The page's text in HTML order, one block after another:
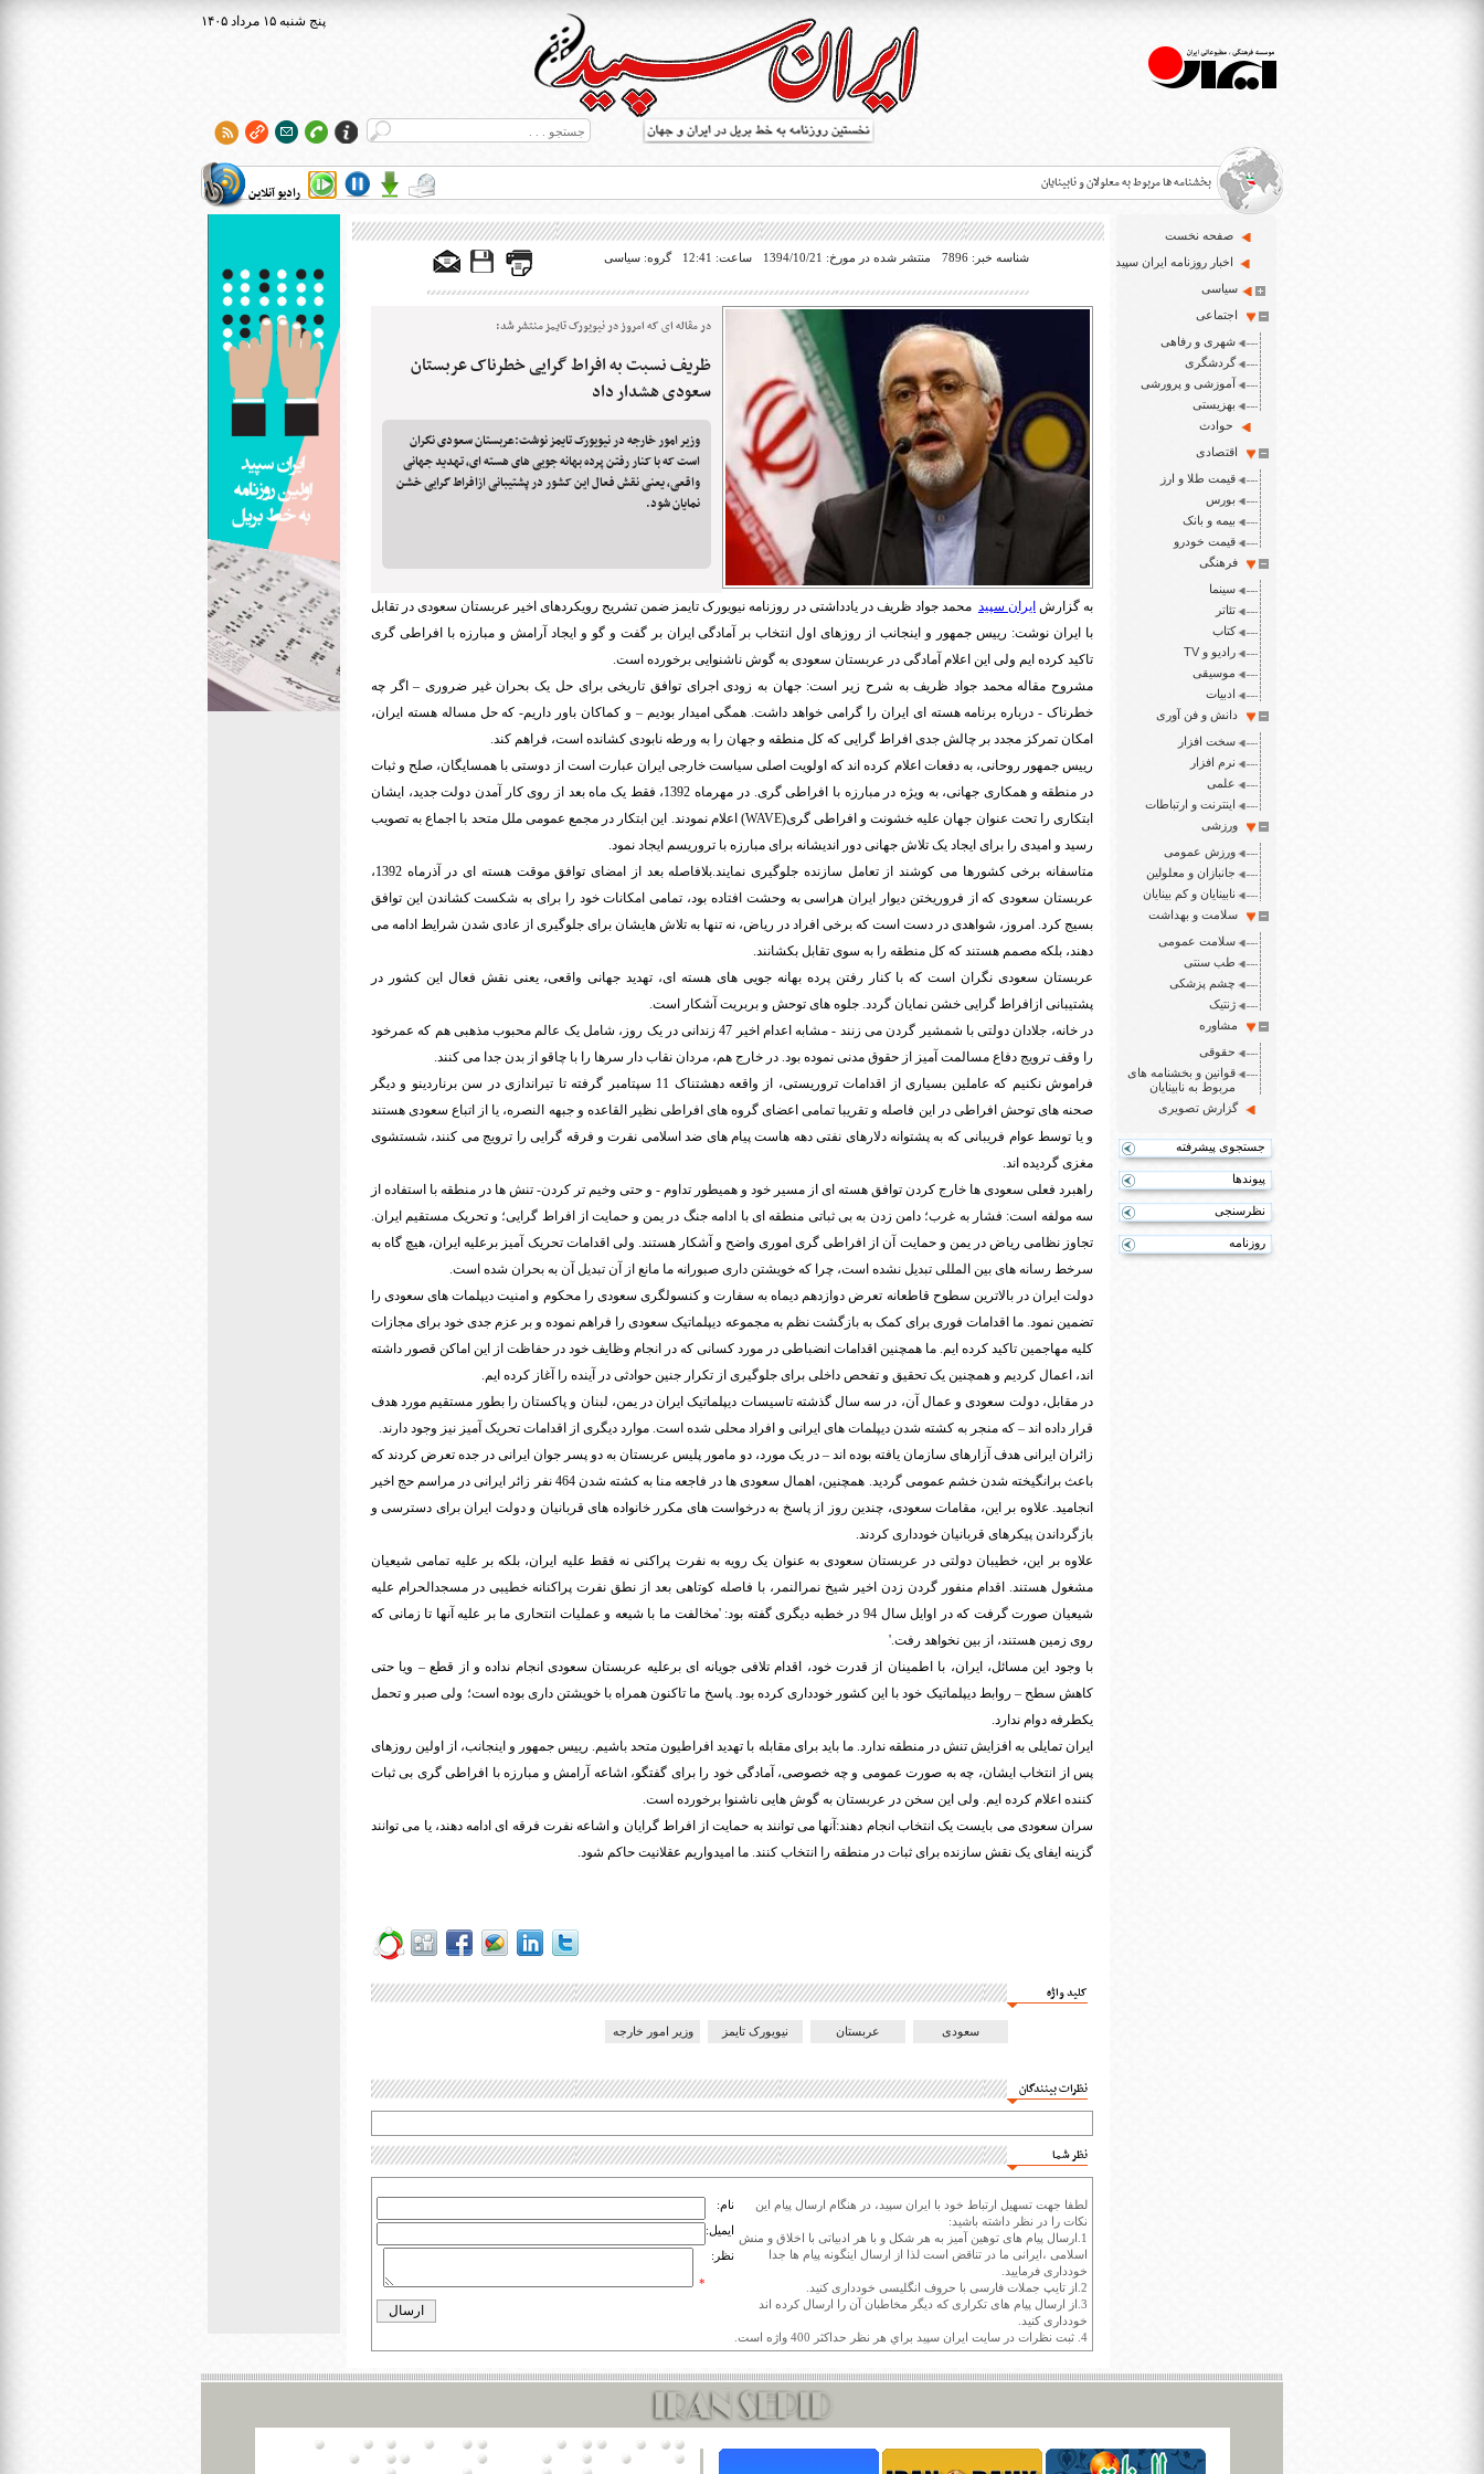
۱۴۰۵ پنج شنبه ۱۵ مرداد
رادیو آنلاین
بخشنامه ها مربوط به معلولان و نابینایان
>
قانون حمایت از حقوق معلولان
اخبار حوزه معلولان و نابینایان
>
ایران سپید سایت خبری نابینایان و تنها روزنامه به خط بریل در جهان
>
صفحه نخست
اخبار روزنامه ایران سپید
سیاسی
اجتماعی
شهری و رفاهی
گردشگری
آموزشی و پرورشی
بهزیستی
حوادث
اقتصادی
قیمت طلا و ارز
بورس
بیمه و بانک
قیمت خودرو
فرهنگی
سینما
تئاتر
کتاب
رادیو و TV
موسیقی
ادبیات
دانش و فن آوری
سخت افزار
نرم افزار
علمی
اینترنت و ارتباطات
ورزشی
ورزش عمومی
جانبازان و معلولین
نابینایان و کم بینایان
سلامت و بهداشت
سلامت عمومی
طب سنتی
چشم پزشکی
ژنتیک
مشاوره
حقوقی
قوانین و بخشنامه های
مربوط به نابینایان
گزارش تصویری
جستجوی پیشرفته
پیوندها
نظرسنجی
روزنامه
شناسه خبر: 7896 منتشر شده در مورخ: 1394/10/21 ساعت: 12:41 گروه: سیاسی
در مقاله ای که امروز در نیویورک تایمز منتشر شد:
ظریف نسبت به افراط گرایی خطرناک عربستان
سعودی هشدار داد
وزیر امور خارجه در نیویورک تایمز نوشت:عربستان سعودی نگران
است که با کنار رفتن پرده بهانه جویی های هسته ای، تهدید جهانی
واقعی، یعنی نقش فعال این کشور در پشتیبانی ازافراط گرایی خشن
نمایان شود.
به گزارش ایران سپید محمد جواد ظریف در یادداشتی در روزنامه نیویورک تایمز ضمن تشریح رویکردهای اخیر عربستان سعودی در تقابل
با ایران نوشت: رییس جمهور و اینجانب از روزهای اول انتخاب بر آمادگی ایران بر گفت و گو و ایجاد آرامش و مبارزه با افراطی گری
تاکید کرده ایم ولی این اعلام آمادگی در عربستان سعودی به گوش ناشنوایی برخورده است.
مشروح مقاله محمد جواد ظریف به شرح زیر است: جهان به زودی اجرای توافق تاریخی برای حل یک بحران غیر ضروری – اگر چه
خطرناک - درباره برنامه هسته ای ایران را گرامی خواهد داشت. همگی امیدار بودیم – و کماکان باور داریم- که حل مساله هسته ایران،
امکان تمرکز مجدد بر چالش جدی افراط گرایی که کل منطقه و جهان را به ورطه نابودی کشانده است، فراهم کند.
رییس جمهور روحانی، به دفعات اعلام کرده اند که اولویت اصلی سیاست خارجی ایران عبارت است از دوستی با همسایگان، صلح و ثبات
در منطقه و همکاری جهانی، به ویژه در مبارزه با افراطی گری. در مهرماه 1392، فقط یک ماه بعد از روی کار آمدن دولت جدید، ایشان
ابتکاری را تحت عنوان جهان علیه خشونت و افراطی گری(WAVE) اعلام نمودند. این ابتکار در مجمع عمومی ملل متحد با اجماع به تصویب
رسید و امیدی را برای ایجاد یک تلاش جهانی دور اندیشانه برای مبارزه با تروریسم ایجاد نمود.
متاسفانه برخی کشورها می کوشند از تعامل سازنده جلوگیری نمایند.بلافاصله بعد از امضای توافق موقت هسته ای در آذرماه 1392،
عربستان سعودی که از فروریختن دیوار ایران هراسی به وحشت افتاده بود، تمامی امکانات خود را برای به شکست کشاندن این توافق
بسیج کرد. امروز، شواهدی در دست است که برخی افراد در ریاض، نه تنها به تلاش هایشان برای جلوگیری از عادی شدن شرایط ادامه می
دهند، بلکه مصمم هستند که کل منطقه را به سوی تقابل بکشانند.
عربستان سعودی نگران است که با کنار رفتن پرده بهانه جویی های هسته ای، تهدید جهانی واقعی، یعنی نقش فعال این کشور در
پشتیبانی ازافراط گرایی خشن نمایان گردد. جلوه های توحش و بربریت آشکار است.
در خانه، جلادان دولتی با شمشیر گردن می زنند - مشابه اعدام اخیر 47 زندانی در یک روز، شامل یک عالم محبوب مذهبی هم که عمرخود
را وقف ترویج دفاع مسالمت آمیز از حقوق مدنی نموده بود. در خارج هم، مردان نقاب دار سرها را با چاقو از بدن جدا می کنند.
فراموش نکنیم که عاملین بسیاری از اقدامات تروریستی، از واقعه دهشتناک 11 سپتامبر گرفته تا تیراندازی در سن برناردینو و دیگر
صحنه های توحش افراطی در این فاصله و تقریبا تمامی اعضای گروه های افراطی نظیر القاعده و جبهه النصره، یا از اتباع سعودی هستند
و یا توسط عوام فریبانی که به پشتوانه دلارهای نفتی دهه هاست پیام های ضد اسلامی نفرت و فرقه گرایی را ترویج می کنند، شستشوی
مغزی گردیده اند.
راهبرد فعلی سعودی ها خارج کردن توافق هسته ای از مسیر خود و همیطور تداوم - و حتی وخیم تر کردن- تنش ها در منطقه با استفاده از
سه مولفه است: فشار به غرب؛ دامن زدن به بی ثباتی منطقه ای با ادامه جنگ در یمن و حمایت از افراط گرایی؛ و تحریک مستقیم ایران.
تجاوز نظامی ریاض در یمن و حمایت آن از افراطی گری اموری واضح و آشکار هستند. ولی اقدامات تحریک آمیز برعلیه ایران، هیچ گاه به
سرخط رسانه های بین المللی تبدیل نشده است، چرا که خویشتن داری صبورانه ما مانع از آن تبدیل آن به بحران شده است.
دولت ایران در بالاترین سطوح قاطعانه تعرض دوازدهم دیماه به سفارت و کنسولگری سعودی را محکوم و امنیت دیپلمات های سعودی را
تضمین نمود. ما اقدامات فوری برای کمک به بازگشت نظم به مجموعه دیپلماتیک سعودی را فراهم نموده و بر عزم جدی خود برای مجازات
کلیه مهاجمین تاکید کرده ایم. ما همچنین اقدامات انضباطی در مورد کسانی که در انجام وظایف خود در حفاظت از این اماکن قصور داشته
اند، اعمال کردیم و همچنین یک تحقیق و تفحص داخلی برای جلوگیری از تکرار جنین حوادثی در آینده را آغاز کرده ایم.
در مقابل، دولت سعودی و عمال آن، در سه سال گذشته تاسیسات دیپلماتیک ایران در یمن، لبنان و پاکستان را بطور مستقیم مورد هدف
قرار داده اند – که منجر به کشته شدن دیپلمات های ایرانی و افراد محلی شده است. موارد دیگری از اقدامات تحریک آمیز نیز وجود دارند.
زائران ایرانی هدف آزارهای سازمان یافته بوده اند – در یک مورد، دو مامور پلیس عربستان به دو پسر جوان ایرانی در جده تعرض کردند که
باعث برانگیخته شدن خشم عمومی گردید. همچنین، اهمال سعودی ها در فاجعه منا به کشته شدن 464 نفر زائر ایرانی در مراسم حج اخیر
انجامید. علاوه بر این، مقامات سعودی، چندین روز از پاسخ به درخواست های مکرر خانواده های قربانیان و دولت ایران برای دسترسی و
بازگرداندن پیکرهای قربانیان خودداری کردند.
علاوه بر این، خطیبان دولتی در عربستان سعودی به عنوان یک رویه به نفرت پراکنی نه فقط علیه ایران، بلکه بر علیه تمامی شیعیان
مشغول هستند. اقدام منفور گردن زدن اخیر شیخ نمرالنمر، با فاصله کوتاهی بعد از نطق نفرت پراکنانه خطیبی در مسجدالحرام علیه
شیعیان صورت گرفت که در اوایل سال 94 در خطبه دیگری گفته بود: 'مخالفت ما با شیعه و عملیات انتحاری ما بر علیه آنها تا زمانی که
روی زمین هستند، از بین نخواهد رفت.'
با وجود این مسائل، ایران، با اطمینان از قدرت خود، اقدام تلافی جویانه ای برعلیه عربستان سعودی انجام نداده و از قطع – ویا حتی
کاهش سطح – روابط دیپلماتیک خود با این کشور خودداری کرده بود. پاسخ ما تاکنون همراه با خویشتن داری بوده است؛ ولی صبر و تحمل
یکطرفه دوام ندارد.
ایران تمایلی به افزایش تنش در منطقه ندارد. ما باید برای مقابله با تهدید افراطیون متحد باشیم. رییس جمهور و اینجانب، از اولین روزهای
پس از انتخاب ایشان، چه به صورت عمومی و چه خصوصی، آمادگی خود را برای گفتگو، اشاعه آرامش و مبارزه با افراطی گری بی ثبات
کننده اعلام کرده ایم. ولی این سخن در عربستان به گوش هایی ناشنوا برخورده است.
سران سعودی می بایست یک انتخاب انجام دهند:آنها می توانند به حمایت از افراط گرایان و اشاعه نفرت فرقه ای ادامه دهند، یا می توانند
گزینه ایفای یک نقش سازنده برای ثبات در منطقه را انتخاب کنند. ما امیدواریم عقلانیت حاکم شود.
کلید واژه
سعودی عربستان نیویورک تایمز وزیر امور خارجه
نظرات بینندگان
نظر شما
لطفا جهت تسهیل ارتباط خود با ایران سپید، در هنگام ارسال پیام این
نکات را در نظر داشته باشید:
1.ارسال پیام های توهین آمیز به هر شکل و با هر ادبیاتی با اخلاق و منش
اسلامی ،ایرانی ما در تناقض است لذا از ارسال اینگونه پیام ها جدا
خودداری فرمایید.
2.از تایپ جملات فارسی با حروف انگلیسی خودداری کنید.
3.از ارسال پیام های تکراری که دیگر مخاطبان آن را ارسال کرده اند
خودداری کنید.
4. ثبت نظرات در سايت ايران سپيد براي هر نظر حداکثر 400 واژه است.
نام:
ایمیل:
نظر:
*